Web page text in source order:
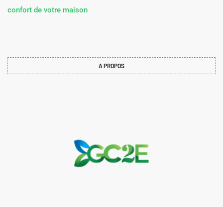
confort de votre maison
A PROPOS